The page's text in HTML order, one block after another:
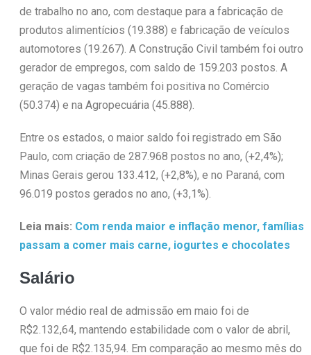
de trabalho no ano, com destaque para a fabricação de
produtos alimentícios (19.388) e fabricação de veículos
automotores (19.267). A Construção Civil também foi outro
gerador de empregos, com saldo de 159.203 postos. A
geração de vagas também foi positiva no Comércio
(50.374) e na Agropecuária (45.888).
Entre os estados, o maior saldo foi registrado em São
Paulo, com criação de 287.968 postos no ano, (+2,4%);
Minas Gerais gerou 133.412, (+2,8%), e no Paraná, com
96.019 postos gerados no ano, (+3,1%).
Leia mais: Com renda maior e inflação menor, famílias
passam a comer mais carne, iogurtes e chocolates
Salário
O valor médio real de admissão em maio foi de
R$2.132,64, mantendo estabilidade com o valor de abril,
que foi de R$2.135,94. Em comparação ao mesmo mês do